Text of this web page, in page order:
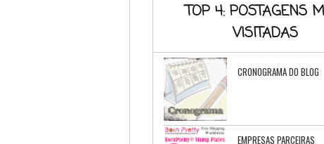
TOP 4: POSTAGENS
VISITADAS
CRONOGRAMA DO BLOG
EMPRESAS PARCEIRAS